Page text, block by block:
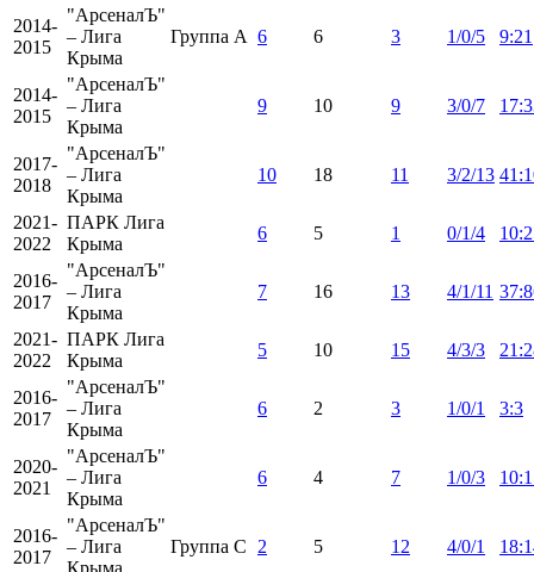
2014-
2015
"АрсеналЪ"
– Лига
Крыма
Группа A 6 6 3 1/0/5 9:21
2014-
2015
"АрсеналЪ"
– Лига
Крыма
9 10 9 3/0/7
2017-
2018
"АрсеналЪ"
– Лига
Крыма
10 18 11 3/2/13
2021-
2022
ПАРК Лига
Крыма
6 5 1 0/1/4
2016-
2017
"АрсеналЪ"
– Лига
Крыма
7 16 13 4/1/11
2021-
2022
ПАРК Лига
Крыма
5 10 15 4/3/3
2016-
2017
"АрсеналЪ"
– Лига
Крыма
6 2 3 1/0/1 3:3
2020-
2021
"АрсеналЪ"
– Лига
Крыма
6 4 7 1/0/3
2016-
2017
"АрсеналЪ"
– Лига
Крыма
Группа C 2 5 12 4/0/1